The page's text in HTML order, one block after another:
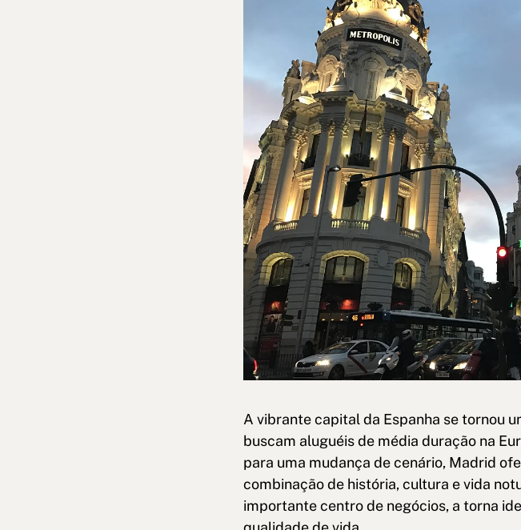
Política de privacidade Política de Privacidade
Livro de Reclamações para Porto ©
A vibrante capital da Espanha se tornou
buscam aluguéis de média duração na
para uma mudança de cenário, Madrid
combinação de história, cultura e vida
importante centro de negócios, a torna